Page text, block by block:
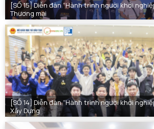
[SỐ 15] Diễn đàn “Hành trình người khởi
Thương mại
[SỐ 14] Diễn đàn “Hành trình người khởi
Xây Dựng